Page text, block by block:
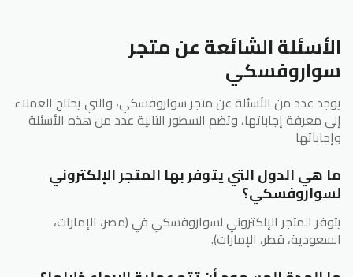
الأسئلة الشائعة عن متجر
سواروفسكي
يوجد عدد من الأسئلة عن متجر سواروفسكي، والتي يحتاج العملاء
إلى معرفة إجاباتها، وتضم السطور التالية عدد من هذه الأسئلة
وإجاباتها
ما هي الدول التي يتوفر بها المتجر الإلكتروني
لسواروفسكي؟
يتوفر المتجر الإلكتروني لسواروفسكي في (مصر، الإمارات،
السعودية، قطر، الإمارات).